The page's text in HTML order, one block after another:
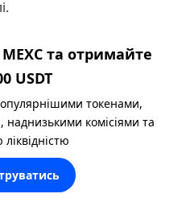
та отримайте
USDT
токенами,
комісіями та